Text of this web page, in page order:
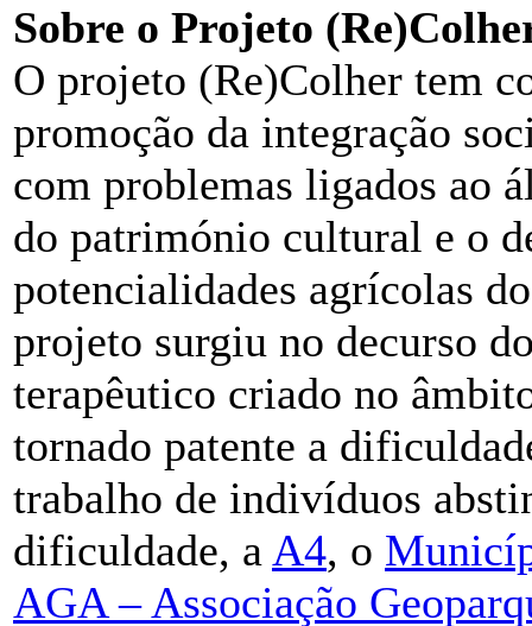
Sobre o Projeto
O projeto (Re)Colher tem
promoção da integração
com problemas ligados ao
do património cultural e o
potencialidades agrícolas
projeto surgiu no decurso
terapêutico criado no
tornado patente a
trabalho de indivíduos
dificuldade, a A4, o
AGA – Associação